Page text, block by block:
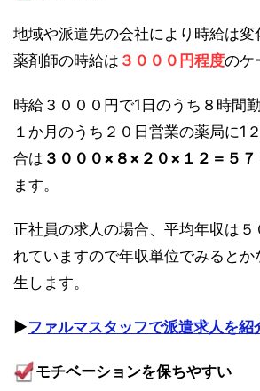
地域や派遣先の会社により時給は変
薬剤師の時給は ３０００円程度のケ
時給３０００円で1日のうち８時間
１か月のうち２０日営業の薬局に1
合は ３０００×８×２０×１２＝５７
ます。
正社員の求人の場合、平均年収は
れていますので年収単位でみるとか
生します。
▶︎ファルマスタッフで派遣求人を紹
モチベーションを保ちやすい